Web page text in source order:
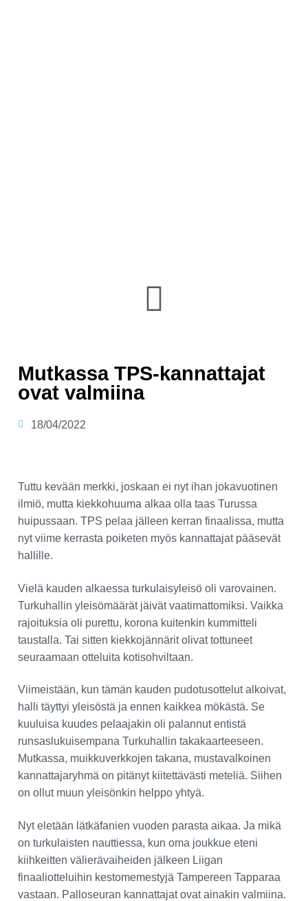
Mutkassa TPS-kannattajat
ovat valmiina
18/04/2022
Tuttu kevään merkki, joskaan ei nyt ihan jokavuotinen
ilmiö, mutta kiekkohuuma alkaa olla taas Turussa
huipussaan. TPS pelaa jälleen kerran finaalissa, mutta
nyt viime kerrasta poiketen myös kannattajat pääsevät
hallille.
Vielä kauden alkaessa turkulaisyleisö oli varovainen.
Turkuhallin yleisömäärät jäivät vaatimattomiksi. Vaikka
rajoituksia oli purettu, korona kuitenkin kummitteli
taustalla. Tai sitten kiekkojännärit olivat tottuneet
seuraamaan otteluita kotisohviltaan.
Viimeistään, kun tämän kauden pudotusottelut alkoivat,
halli täyttyi yleisöstä ja ennen kaikkea mökästä. Se
kuuluisa kuudes pelaajakin oli palannut entistä
runsaslukuisempana Turkuhallin takakaarteeseen.
Mutkassa, muikkuverkkojen takana, mustavalkoinen
kannattajaryhmä on pitänyt kiitettävästi meteliä. Siihen
on ollut muun yleisönkin helppo yhtyä.
Nyt eletään lätkäfanien vuoden parasta aikaa. Ja mikä
on turkulaisten nauttiessa, kun oma joukkue eteni
kiihkeitten välierävaiheiden jälkeen Liigan
finaaliotteluihin kestomemestyjä Tampereen Tapparaa
vastaan. Palloseuran kannattajat ovat ainakin valmiina.